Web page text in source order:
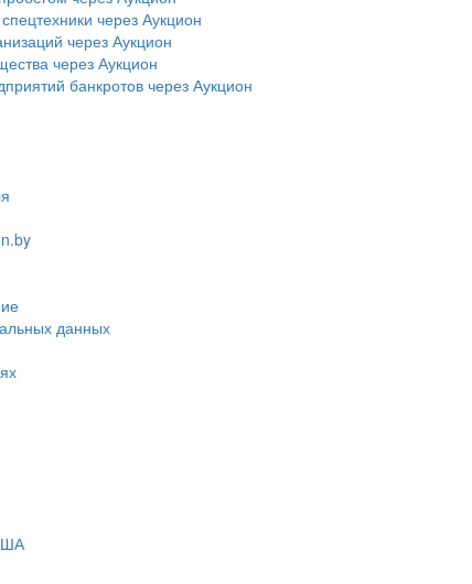
через Аукцион
через Аукцион
через Аукцион
банкротов через Аукцион
данных